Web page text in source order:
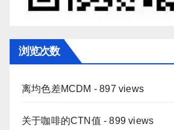
浏览次数
离均色差MCDM - 897 views
关于咖啡的CTN值 - 899 views